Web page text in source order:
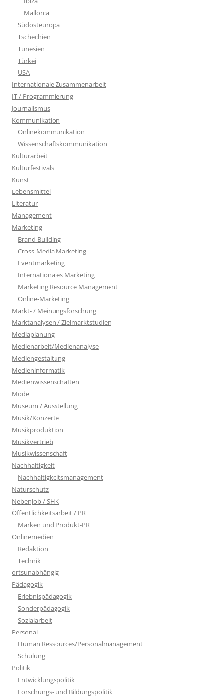
Mallorca
Südosteuropa
Tschechien
Tunesien
Türkei
USA
Internationale Zusammenarbeit
IT / Programmierung
Journalismus
Kommunikation
Onlinekommunikation
Wissenschaftskommunikation
Kulturarbeit
Kulturfestivals
Kunst
Lebensmittel
Literatur
Management
Marketing
Brand Building
Cross-Media Marketing
Eventmarketing
Internationales Marketing
Marketing Resource Management
Online-Marketing
Markt- / Meinungsforschung
Marktanalysen / Zielmarktstudien
Mediaplanung
Medienarbeit/Medienanalyse
Mediengestaltung
Medieninformatik
Medienwissenschaften
Mode
Museum / Ausstellung
Musik/Konzerte
Musikproduktion
Musikvertrieb
Musikwissenschaft
Nachhaltigkeit
Nachhaltigkeitsmanagement
Naturschutz
Nebenjob / SHK
Öffentlichkeitsarbeit / PR
Marken und Produkt-PR
Onlinemedien
Redaktion
Technik
ortsunabhängig
Pädagogik
Erlebnispädagogik
Sonderpädagogik
Sozialarbeit
Personal
Human Ressources/Personalmanagement
Schulung
Politik
Entwicklungspolitik
Forschungs- und Bildungspolitik